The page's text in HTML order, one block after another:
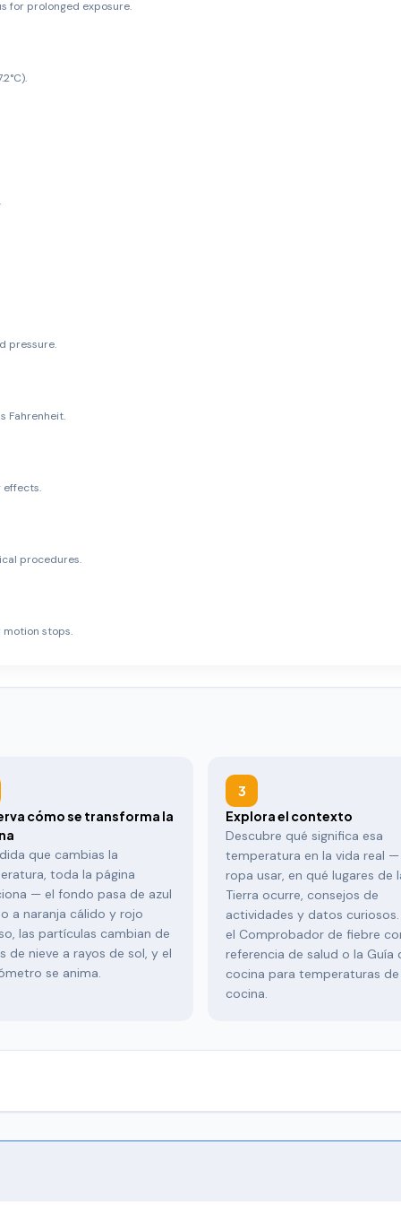
for prolonged exposure.
pressure.
Fahrenheit.
effects.
procedures.
motion stops.
cómo se transforma la
que cambias la
toda la página
— el fondo pasa de azul
a naranja cálido y rojo
las partículas cambian de
de nieve a rayos de sol, y el
se anima.
3
Explora el contexto
Descubre qué significa esa
temperatura en la vida real
ropa usar, en qué lugares de
Tierra ocurre, consejos de
actividades y datos curiosos.
el Comprobador de fiebre
referencia de salud o la Guía
cocina para temperaturas de
cocina.
revisar la fiebre de tu hijo. Esta herramienta convierte al